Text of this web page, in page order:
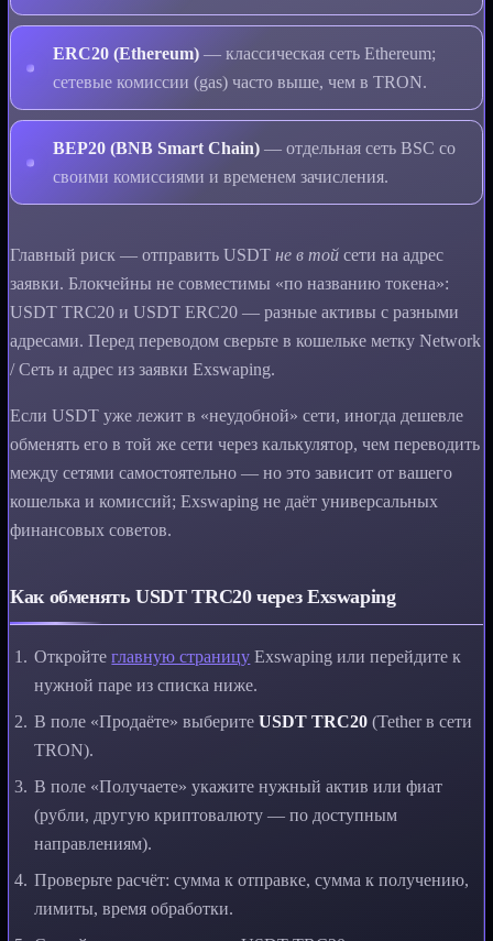
ERC20 (Ethereum)— классическая сеть Ethereum;
сетевые комиссии (gas) часто выше, чем в TRON.
BEP20 (BNB Smart Chain)— отдельная сеть BSC со
своими комиссиями и временем зачисления.
Главный риск — отправить USDT не в той сети на адрес
заявки. Блокчейны не совместимы «по названию токена»:
USDT TRC20 и USDT ERC20 — разные активы с разными
адресами. Перед переводом сверьте в кошельке метку Network
/ Сеть и адрес из заявки Exswaping.
Если USDT уже лежит в «неудобной» сети, иногда дешевле
обменять его в той же сети через калькулятор, чем переводить
между сетями самостоятельно — но это зависит от вашего
кошелька и комиссий; Exswaping не даёт универсальных
финансовых советов.
Как обменять USDT TRC20 через Exswaping
Откройтеглавную страницу Exswaping или перейдите к
нужной паре из списка ниже.
В поле «Продаёте» выберитеUSDT TRC20 (Tether в сети
TRON).
В поле «Получаете» укажите нужный актив или фиат
(рубли, другую криптовалюту — по доступным
направлениям).
Проверьте расчёт: сумма к отправке, сумма к получению,
лимиты, время обработки.